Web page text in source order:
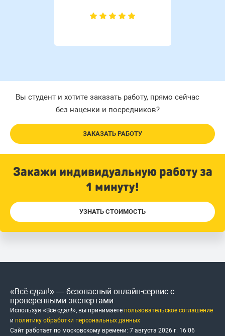
Вы студент и хотите заказать работу, прямо сейчас
без наценки и посредников?
ЗАКАЗАТЬ РАБОТУ
Закажи индивидуальную работу за
1 минуту!
УЗНАТЬ СТОИМОСТЬ
«Всё сдал!» — безопасный онлайн-сервис с
проверенными экспертами
Используя «Всё сдал!», вы принимаете пользовательское соглашение
и политику обработки персональных данных
Сайт работает по московскому времени: 7 августа 2026 г. 16:06